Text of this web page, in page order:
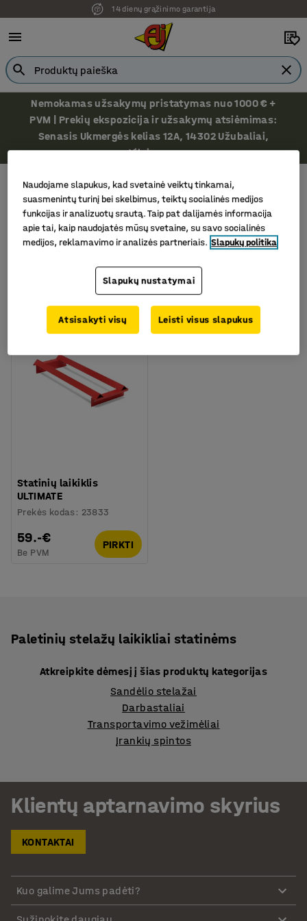
14 dienų grąžinimo garantija
Nemokamas užsakymų pristatymas nuo 1000 € +
PVM | Prekių ekspozicija ir užsakymų atsiėmimas:
Senasis Ukmergės kelias 12A, 14302 Užubaliai,
Vilniaus r.
Paletinių stelažų laikikliai statinėms
Filtras
Statinių laikiklis
ULTIMATE
Prekės kodas : 23833
59.-€
Be PVM
PIRKTI
Paletinių stelažų laikikliai statinėms
Atkreipkite dėmesį į šias produktų kategorijas
Sandėlio stelažai
Darbastaliai
Transportavimo vežimėliai
Įrankių spintos
Klientų aptarnavimo skyrius
KONTAKTAI
Kuo galime Jums padėti?
Naudojame slapukus, kad svetainė veiktų tinkamai,
suasmenintų turinį bei skelbimus, teiktų socialinės medijos
funkcijas ir analizuotų srautą. Taip pat dalijamės informacija
apie tai, kaip naudojatės mūsų svetaine, su savo socialinės
medijos, reklamavimo ir analizės partneriais. Slapukų politika
Slapukų nustatymai
Atsisakyti visų Leisti visus slapukus